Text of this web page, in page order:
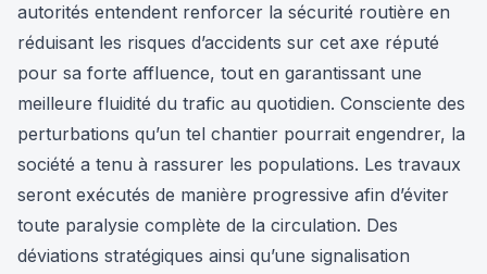
autorités entendent renforcer la sécurité routière en
réduisant les risques d’accidents sur cet axe réputé
pour sa forte affluence, tout en garantissant une
meilleure fluidité du trafic au quotidien. Consciente des
perturbations qu’un tel chantier pourrait engendrer, la
société a tenu à rassurer les populations. Les travaux
seront exécutés de manière progressive afin d’éviter
toute paralysie complète de la circulation. Des
déviations stratégiques ainsi qu’une signalisation